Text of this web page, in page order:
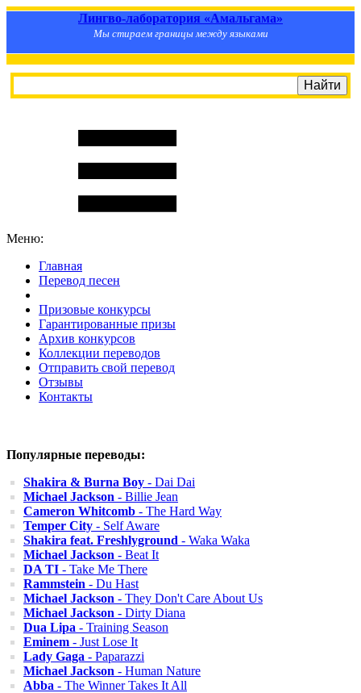
Лингво-лаборатория «Амальгама»
Мы стираем границы между языками
Меню:
Главная
Перевод песен
Призовые конкурсы
Гарантированные призы
Архив конкурсов
Коллекции переводов
Отправить свой перевод
Отзывы
Контакты
Популярные переводы:
Shakira & Burna Boy - Dai Dai
Michael Jackson - Billie Jean
Cameron Whitcomb - The Hard Way
Temper City - Self Aware
Shakira feat. Freshlyground - Waka Waka
Michael Jackson - Beat It
DA TI - Take Me There
Rammstein - Du Hast
Michael Jackson - They Don't Care About Us
Michael Jackson - Dirty Diana
Dua Lipa - Training Season
Eminem - Just Lose It
Lady Gaga - Paparazzi
Michael Jackson - Human Nature
Abba - The Winner Takes It All